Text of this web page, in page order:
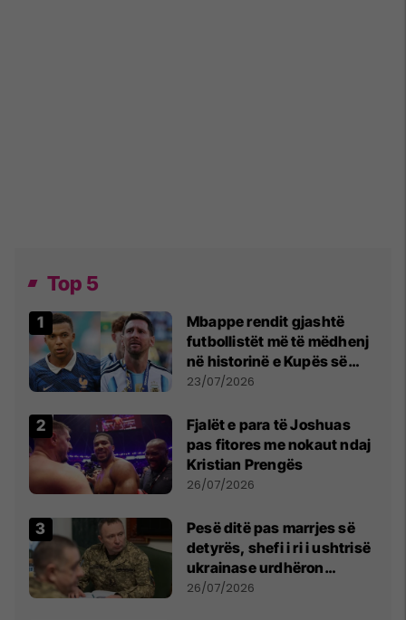
Top 5
Mbappe rendit gjashtë
futbollistët më të mëdhenj
në historinë e Kupës së
Botës, Messi mbetet i dyti
23/07/2026
Fjalët e para të Joshuas
pas fitores me nokaut ndaj
Kristian Prengës
26/07/2026
Pesë ditë pas marrjes së
detyrës, shefi i ri i ushtrisë
ukrainase urdhëron
kontroll të madh
26/07/2026